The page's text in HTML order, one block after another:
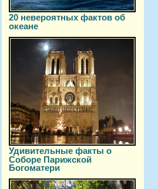
20 невероятных фактов об
океане
Удивительные факты о
Соборе Парижской
Богоматери